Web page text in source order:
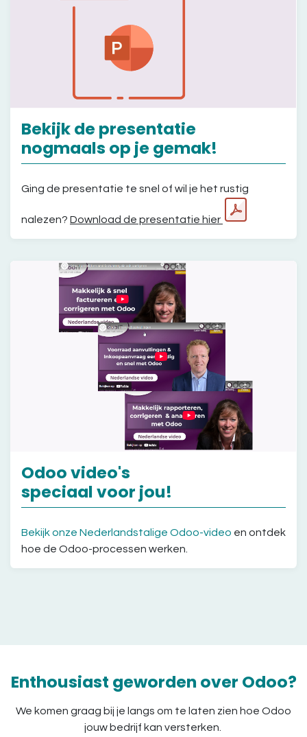
Bekijk de presentatie
nogmaals op je gemak!
Ging de presentatie te snel of wil je het rustig
nalezen? Download de presentatie hier
Odoo video's
speciaal voor jou!
Bekijk onze Nederlandstalige Odoo-video en ontdek
hoe de Odoo-processen werken.
Enthousiast geworden over Odoo?
We komen graag bij je langs om te laten zien hoe Odoo
jouw bedrijf kan versterken.